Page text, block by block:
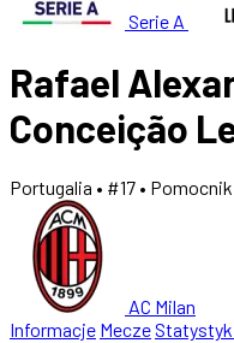
Serie A
Rafael
Conceição
Portugalia • #17 • Pomocnik
AC Milan
Informacje Mecze